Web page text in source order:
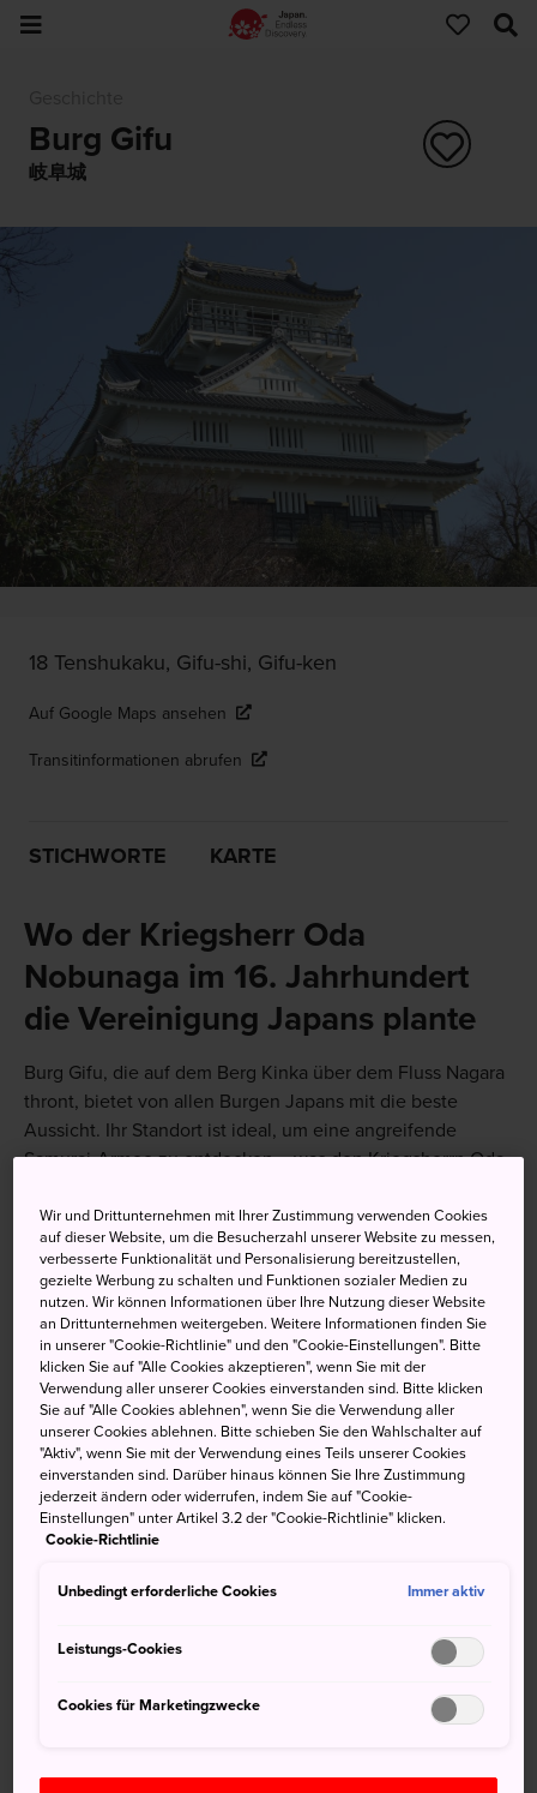
Burg Gifu
岐阜城
18 Tenshukaku, Gifu-shi, Gifu-ken
Auf Google Maps ansehen
Transitinformationen abrufen
STICHWORTE KARTE
Wo der Kriegsherr Oda
Nobunaga im 16. Jahrhundert
die Vereinigung Japans plante
Burg Gifu, die auf dem Berg Kinka über dem Fluss Nagara
thront, bietet von allen Burgen Japans mit die beste
Aussicht. Ihr Standort ist ideal, um eine angreifende
Samurai-Armee zu entdecken – was den Kriegsherrn Oda
auf die umgebende Landschaft zu genießen.
Nicht verpassen
Atemberaubender Blick von der
Aussichtsplattform
Rüstungs- und Waffenausstellungen
Das Archivmuseum von Burg Gifu
Anfahrt
Die Busfahrt vom Bahnhof Gifu zur Burg Gifu dauert 15
Minuten.
Haltestelle Gifukoen-mae am Fuß des Berges Kinka.
Wir und Drittunternehmen mit Ihrer Zustimmung verwenden Cookies
auf dieser Website, um die Besucherzahl unserer Website zu messen,
verbesserte Funktionalität und Personalisierung bereitzustellen,
gezielte Werbung zu schalten und Funktionen sozialer Medien zu
nutzen. Wir können Informationen über Ihre Nutzung dieser Website
an Drittunternehmen weitergeben. Weitere Informationen finden Sie
in unserer "Cookie-Richtlinie" und den "Cookie-Einstellungen". Bitte
klicken Sie auf "Alle Cookies akzeptieren", wenn Sie mit der
Verwendung aller unserer Cookies einverstanden sind. Bitte klicken
Sie auf "Alle Cookies ablehnen", wenn Sie die Verwendung aller
unserer Cookies ablehnen. Bitte schieben Sie den Wahlschalter auf
"Aktiv", wenn Sie mit der Verwendung eines Teils unserer Cookies
einverstanden sind. Darüber hinaus können Sie Ihre Zustimmung
jederzeit ändern oder widerrufen, indem Sie auf "Cookie-
Einstellungen" unter Artikel 3.2 der "Cookie-Richtlinie" klicken.
Cookie-Richtlinie
Unbedingt erforderliche Cookies Immer aktiv
Leistungs-Cookies
Cookies für Marketingzwecke